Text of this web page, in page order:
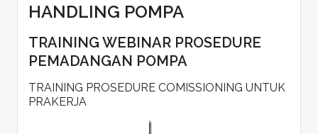
HANDLING POMPA
TRAINING WEBINAR PROSEDURE
PEMADANGAN POMPA
TRAINING PROSEDURE COMISSIONING UNTUK
PRAKERJA